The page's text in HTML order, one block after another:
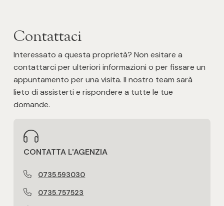
Contattaci
Interessato a questa proprietà? Non esitare a
contattarci per ulteriori informazioni o per fissare un
appuntamento per una visita. Il nostro team sarà
lieto di assisterti e rispondere a tutte le tue
domande.
CONTATTA L'AGENZIA
0735.593030
0735.757523
Balcone/Terrazzo
Ascensore
Arredato
Lusso